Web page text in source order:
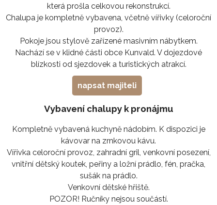
která prošla celkovou rekonstrukcí.
Chalupa je kompletně vybavena, včetně vířivky (celoroční
provoz).
Pokoje jsou stylově zařízené masivním nábytkem.
Nachází se v klidné části obce Kunvald. V dojezdové
blízkosti od sjezdovek a turistických atrakcí.
napsat majiteli
Vybavení chalupy k pronájmu
Kompletně vybavená kuchyně nádobím. K dispozici je
kávovar na zrnkovou kávu.
Vířivka celoroční provoz, zahradní gril, venkovní posezení,
vnitřní dětský koutek, peřiny a ložní prádlo, fén, pračka,
sušák na prádlo.
Venkovní dětské hřiště.
POZOR! Ručníky nejsou součástí.